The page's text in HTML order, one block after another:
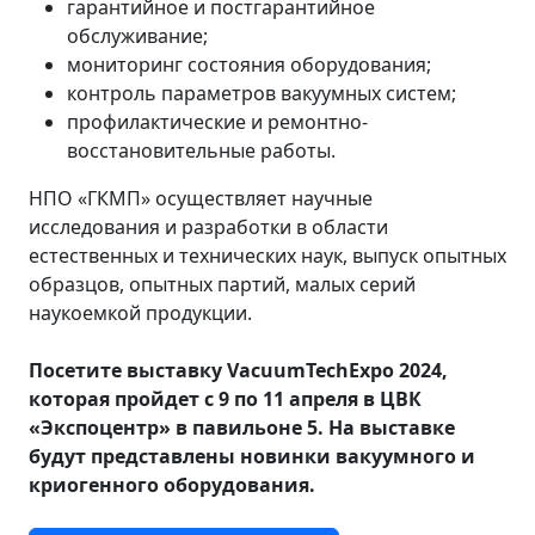
гарантийное и постгарантийное
обслуживание;
мониторинг состояния оборудования;
контроль параметров вакуумных систем;
профилактические и ремонтно-
восстановительные работы.
НПО «ГКМП» осуществляет научные
исследования и разработки в области
естественных и технических наук, выпуск опытных
образцов, опытных партий, малых серий
наукоемкой продукции.
Посетите выставку VacuumTechExpo 2024,
которая пройдет с 9 по 11 апреля в ЦВК
«Экспоцентр» в павильоне 5. На выставке
будут представлены новинки вакуумного и
криогенного оборудования.